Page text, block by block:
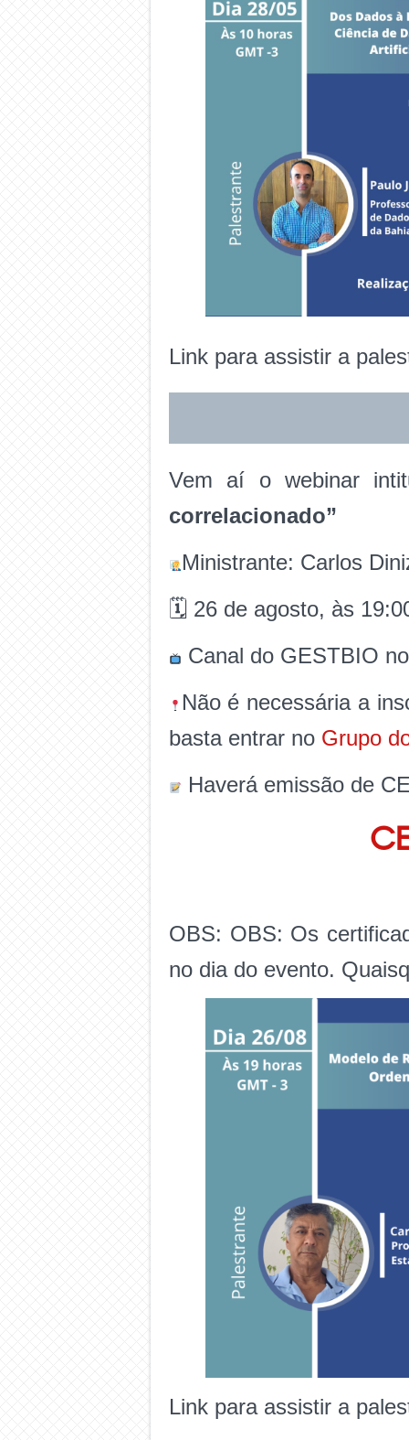
Link para assistir a
Vem aí o webinar
correlacionado”
Ministrante: Carlos
🗓 26 de agosto, às
Canal do GESTBIO
Não é necessária a
basta entrar no Grupo
Haverá emissão de
OBS: OBS: Os
no dia do evento.
Link para assistir a